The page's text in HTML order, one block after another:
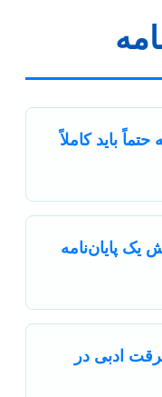
حتماً باید کاملاً
یک پایان‌نامه
ادبی در